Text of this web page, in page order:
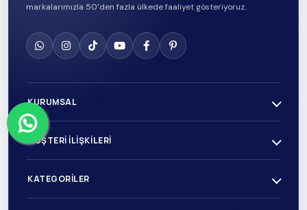
markalarımızla 50’den fazla ülkede faaliyet gösteriyoruz.
KURUMSAL
MÜŞTERI İLIŞKILERI
KATEGORILER